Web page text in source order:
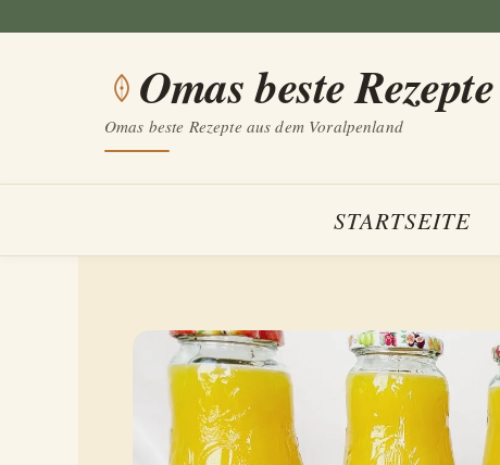
Omas beste Rezepte
Omas beste Rezepte aus dem Voralpenland
STARTSEITE